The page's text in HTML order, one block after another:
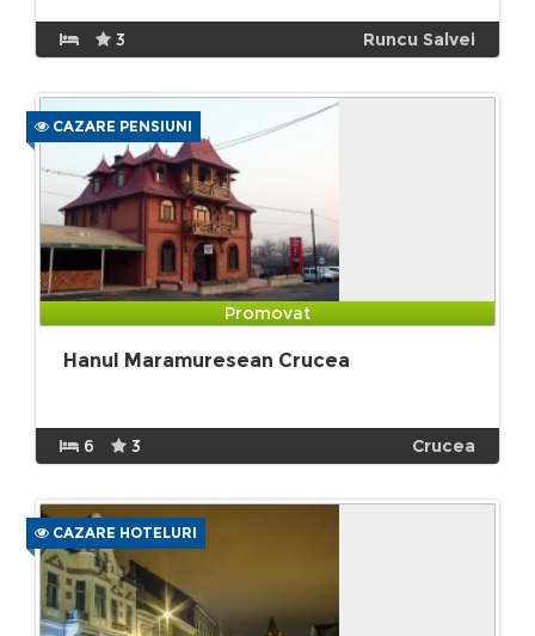
3 Runcu Salvei
CAZARE PENSIUNI
Promovat
Hanul Maramuresean Crucea
6 3 Crucea
CAZARE HOTELURI